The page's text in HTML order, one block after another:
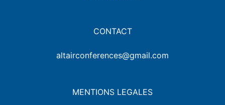
CONTACT
altairconferences@gmail.com
MENTIONS LEGALES